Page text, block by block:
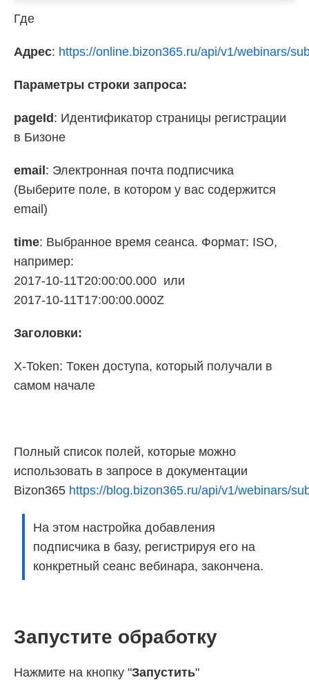
Где
Адрес: https://online.bizon365.ru/api/v1/webinars/
Параметры строки запроса:
pageId: Идентификатор страницы регистрации
в Бизоне
email: Электронная почта подписчика
(Выберите поле, в котором у вас содержится
email)
time: Выбранное время сеанса. Формат: ISO,
например:
2017-10-11T20:00:00.000 или
2017-10-11T17:00:00.000Z
Заголовки:
X-Token: Токен доступа, который получали в
самом начале
Полный список полей, которые можно
использовать в запросе в документации
Bizon365 https://blog.bizon365.ru/api/v1/webinars/
На этом настройка добавления
подписчика в базу, регистрируя его на
конкретный сеанс вебинара, закончена.
Запустите обработку
Нажмите на кнопку "Запустить"